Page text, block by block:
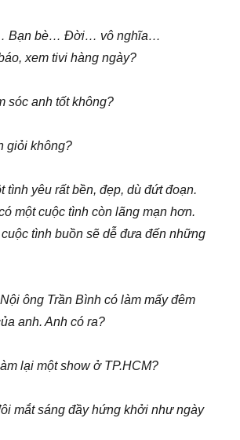
Bạn bè… Đời… vô nghĩa…
xem tivi hàng ngày?
sóc anh tốt không?
giỏi không?
tình yêu rất bền, đẹp, dù đứt đoạn.
một cuộc tình còn lãng mạn hơn.
tình buồn sẽ dễ đưa đến những
ông Trần Bình có làm mấy đêm
anh. Anh có ra?
lại một show ở TP.HCM?
mắt sáng đầy hứng khởi như ngày